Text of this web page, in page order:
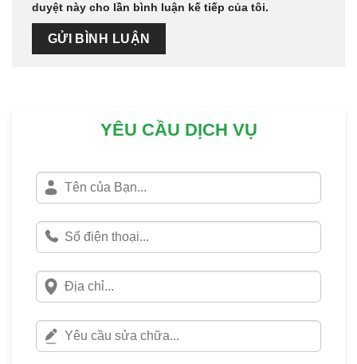
duyệt này cho lần bình luận kế tiếp của tôi.
YÊU CẦU DỊCH VỤ